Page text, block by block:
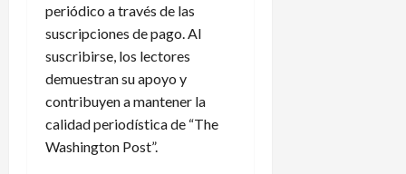
periódico a través de las
suscripciones de pago. Al
suscribirse, los lectores
demuestran su apoyo y
contribuyen a mantener la
calidad periodística de “The
Washington Post”.